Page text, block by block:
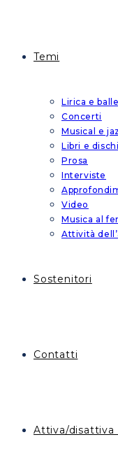
Temi
Lirica e
Concerti
Musical e
Libri e dischi
Prosa
Interviste
Video
Musica al
Attività
Sostenitori
Contatti
Attiva/disattiva